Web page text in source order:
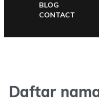
BLOG
CONTACT
Daftar